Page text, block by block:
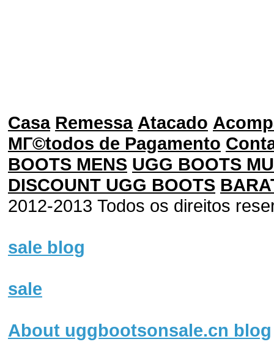
Casa Remessa Atacado
MГ©todos de Pagamento
BOOTS MENS UGG BOOTS
DISCOUNT UGG BOOTS
2012-2013 Todos os direitos
sale blog
sale
About uggbootsonsale.cn blog